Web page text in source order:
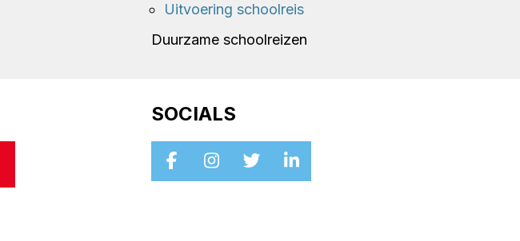
Uitvoering schoolreis
Duurzame schoolreizen
SOCIALS